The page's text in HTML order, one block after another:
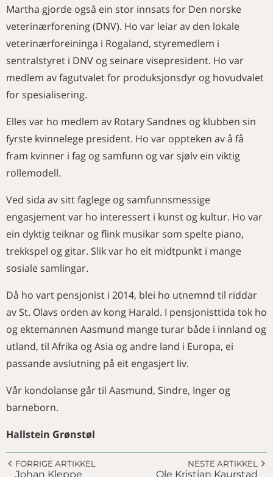
Martha gjorde også ein stor innsats for Den norske
veterinærforening (DNV). Ho var leiar av den lokale
veterinærforeininga i Rogaland, styremedlem i
sentralstyret i DNV og seinare visepresident. Ho var
medlem av fagutvalet for produksjonsdyr og hovudvalet
for spesialisering.
Elles var ho medlem av Rotary Sandnes og klubben sin
fyrste kvinnelege president. Ho var oppteken av å få
fram kvinner i fag og samfunn og var sjølv ein viktig
rollemodell.
Ved sida av sitt faglege og samfunnsmessige
engasjement var ho interessert i kunst og kultur. Ho var
ein dyktig teiknar og flink musikar som spelte piano,
trekkspel og gitar. Slik var ho eit midtpunkt i mange
sosiale samlingar.
Då ho vart pensjonist i 2014, blei ho utnemnd til riddar
av St. Olavs orden av kong Harald. I pensjonisttida tok ho
og ektemannen Aasmund mange turar både i innland og
utland, til Afrika og Asia og andre land i Europa, ei
passande avslutning på eit engasjert liv.
Vår kondolanse går til Aasmund, Sindre, Inger og
barneborn.
Hallstein Grønstøl
FORRIGE ARTIKKEL
Johan Kleppe
NESTE ARTIKKEL
Ole Kristian Kaurstad